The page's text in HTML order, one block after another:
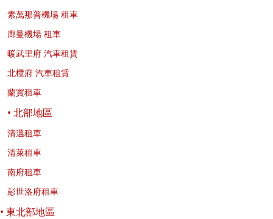
素萬那普機場 租車
廊曼機場 租車
暖武里府 汽車租賃
北欖府 汽車租賃
蘭實租車
• 北部地區
清邁租車
清萊租車
南府租車
彭世洛府租車
• 東北部地區